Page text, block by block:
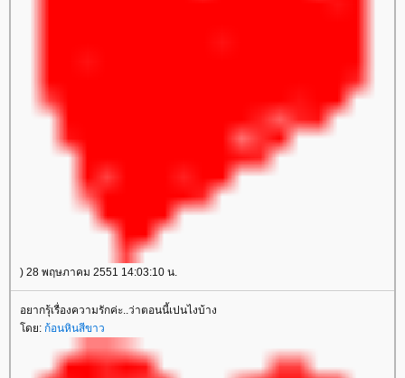
) 28 พฤษภาคม 2551 14:03:10 น.
อยากรุ้เรื่องความรักค่ะ..ว่าตอนนี้เปนไงบ้าง
ดย: ก้อนหินสีขาว